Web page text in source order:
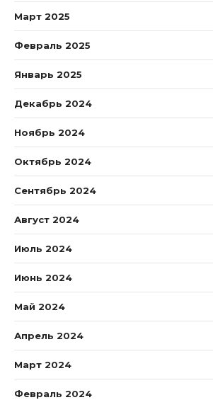
Март 2025
Февраль 2025
Январь 2025
Декабрь 2024
Ноябрь 2024
Октябрь 2024
Сентябрь 2024
Август 2024
Июль 2024
Июнь 2024
Май 2024
Апрель 2024
Март 2024
Февраль 2024